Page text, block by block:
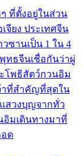
ๆ ที่ตั้งอยู่ในส่วน
จียง ประเทศจีน
ซานเป็น 1 ใน 4
ทธจีนเชื่อกันว่าผู่
โพธิสัตว์กวนอิม
าที่สำคัญที่สุดใน
สวงบุญจากทั่ว
อิมเดินทางมาที่
อด